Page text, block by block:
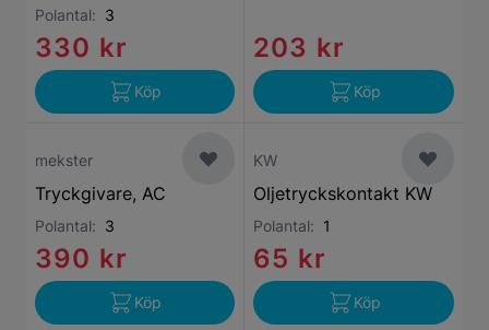
Polantal: 3
330 kr
Köp
203 kr
Köp
mekster
Tryckgivare, AC
Polantal: 3
390 kr
Köp
KW
Oljetryckskontakt KW
Polantal: 1
65 kr
Köp